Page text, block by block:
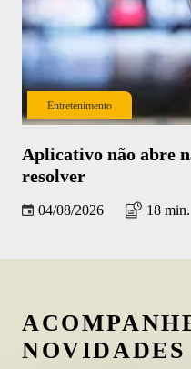
Entretenimento
Aplicativo não abre
resolver
04/08/2026 18 min.
NOVIDADES